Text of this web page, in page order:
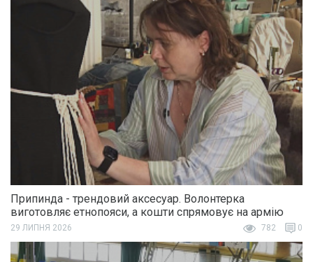
Припинда - трендовий аксесуар. Волонтерка
виготовляє етнопояси, а кошти спрямовує на армію
29 ЛИПНЯ 2026 782 0